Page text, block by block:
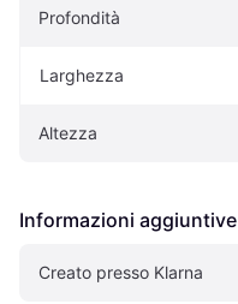
Profondità
Larghezza
Altezza
Informazioni aggiuntive
Creato presso Klarna